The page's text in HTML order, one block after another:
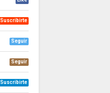
Suscribirte
Seguir
Seguir
Suscribirte